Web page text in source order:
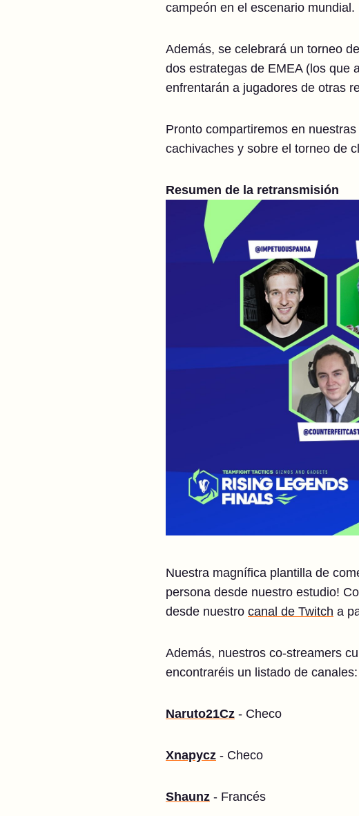
campeón en el escenario mundial.
Además, se celebrará un torneo
dos estrategas de EMEA (los que
enfrentarán a jugadores de otras
Pronto compartiremos en
cachivaches y sobre el torneo de
Resumen de la retransmisión
Nuestra magnífica plantilla de
persona desde nuestro estudio!
desde nuestro canal de Twitch a
Además, nuestros co-streamers
encontraréis un listado de canales:
Naruto21Cz - Checo
Xnapycz - Checo
Shaunz - Francés